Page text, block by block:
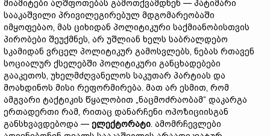
მიამიტები აღშფოთებას გამოთქვამდნენ — პატიმარი
სააკაშვილი პრივილეგირებულ მდგომარეობაში
იმყოფებაო, მას ციხიდან პოლიტიკური საქმიანობისთვის
პირობები შეუქმნეს, არ უშლიან ხელს საბრალდებო
სკამიდან ვრცელ პოლიტიკურ გამოსვლებს, ნებას რთავენ
სოციალურ ქსელებში პოლიტიკური განცხადებები
გააკეთოს, უხელმძღვანელოს საკუთარ პარტიას და
მოახდინოს მისი რეფორმირება. მათ არ ესმით, რომ
ამგვარი ტაქტიკის წყალობით „ნაცმოძრაობამ“ დაკარგა
ერთადერთი რამ, რითაც დანარჩენი ოპოზიციისგან
განსხვავდებოდა — ელექტორატი. ამომრჩევლები